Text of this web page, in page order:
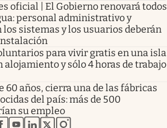
oficial | El Gobierno renovará todos
personal administrativo y
sistemas y los usuarios deberán
para vivir gratis en una isla
alojamiento y sólo 4 horas de trabajo
60 años, cierra una de las fábricas
del país: más de 500
su empleo
abre en nueva pestaña
abre en nueva pestaña
abre en nueva pestaña
abre en nueva pestaña
abre en nueva pestaña